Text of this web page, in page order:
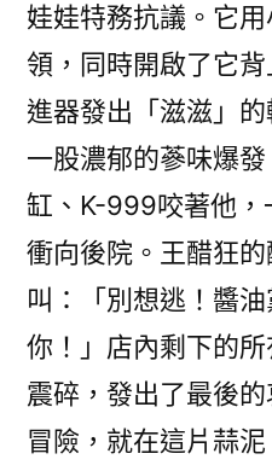
娃娃特務抗議。它
領，同時開啟了它
進器發出「滋滋」
一股濃郁的蔘味爆
缸、K-999咬著他，
衝向後院。王醋狂
叫：「別想逃！醬
你！」店內剩下的
震碎，發出了最後
冒險，就在這片蒜